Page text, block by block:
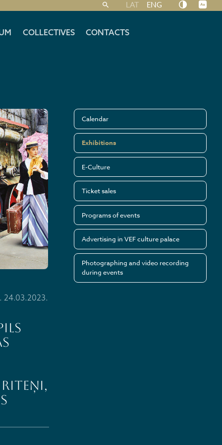
LAT ENG
COLLECTIVES CONTACTS
24.03.2023.
Calendar
Exhibitions
E-Culture
Ticket sales
Programs of events
Advertising in VEF culture palace
Photographing and video recording
during events